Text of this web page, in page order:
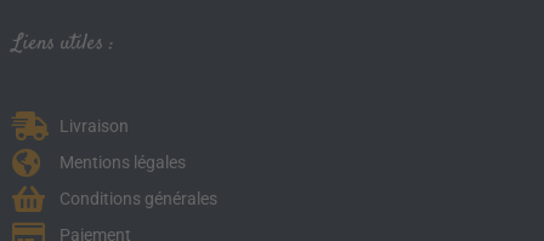
Liens utiles :
Livraison
Mentions légales
Conditions générales
Paiement